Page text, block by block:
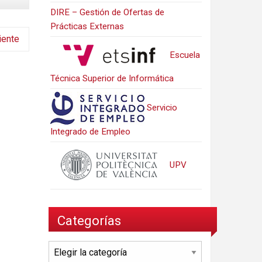
DIRE – Gestión de Ofertas de
Prácticas Externas
Escuela
Técnica Superior de Informática
Servicio
Integrado de Empleo
UPV
Categorías
Categorías